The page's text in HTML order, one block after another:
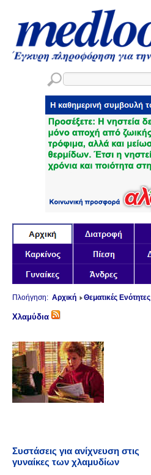
Πλοήγηση: Αρχική Θεματικές Ενότητες
Χλαμύδια
Συστάσεις για ανίχνευση στις
γυναίκες των χλαμυδίων